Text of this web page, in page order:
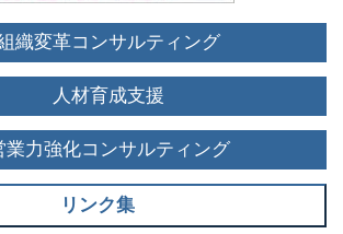
織変革コンサルティング
人材育成支援
業力強化コンサルティング
リンク集